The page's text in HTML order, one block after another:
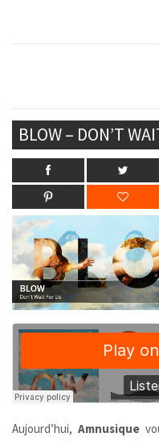
BLOW – DON’T
Aujourd’hui, Amnusique